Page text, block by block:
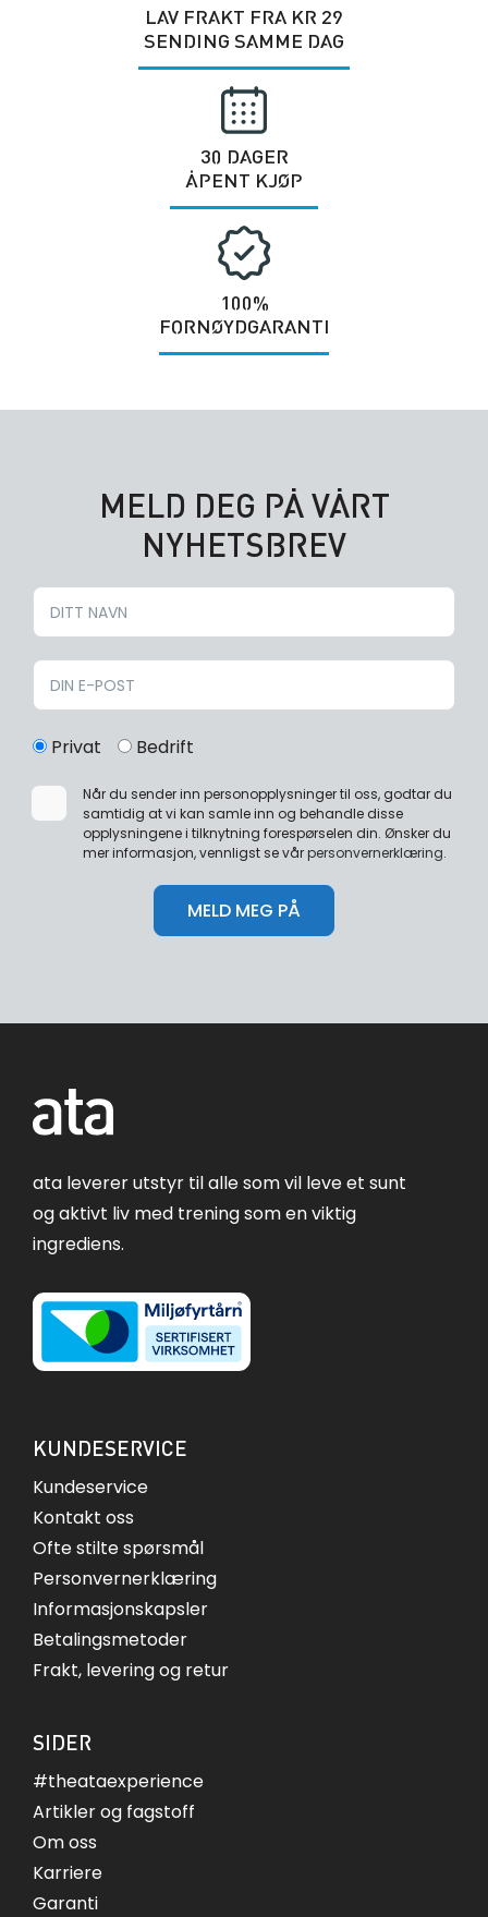
LAV FRAKT FRA KR 29
SENDING SAMME DAG
30 DAGER
ÅPENT KJØP
100%
FORNØYDGARANTI
MELD DEG PÅ VÅRT
NYHETSBREV
Privat Bedrift
Når du sender inn personopplysninger til oss, godtar du
samtidig at vi kan samle inn og behandle disse
opplysningene i tilknytning forespørselen din. Ønsker du
mer informasjon, vennligst se vårpersonvernerklæring.
ata leverer utstyr til alle som vil leve et sunt
og aktivt liv med trening som en viktig
ingrediens.
KUNDESERVICE
Kundeservice
Kontakt oss
Ofte stilte spørsmål
Personvernerklæring
Informasjonskapsler
Betalingsmetoder
Frakt, levering og retur
SIDER
#theataexperience
Artikler og fagstoff
Om oss
Karriere
Garanti